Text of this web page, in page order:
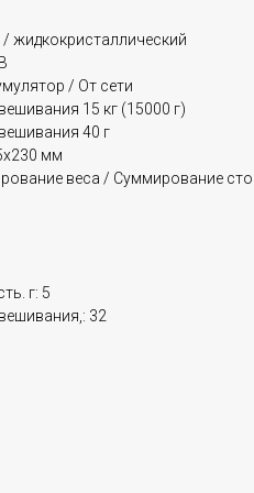
жидкокристаллический
/ От сети
15 кг (15000 г)
40 г
мм
веса / Суммирование
г: 5
32